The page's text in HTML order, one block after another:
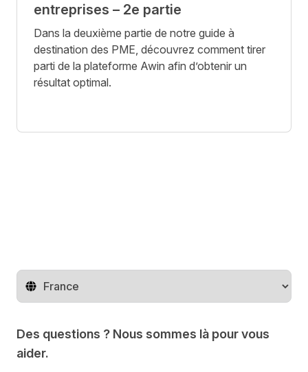
entreprises – 2e partie
Dans la deuxième partie de notre guide à
destination des PME, découvrez comment tirer
parti de la plateforme Awin afin d’obtenir un
résultat optimal.
Changer de pays
Des questions ? Nous sommes là pour vous
aider.